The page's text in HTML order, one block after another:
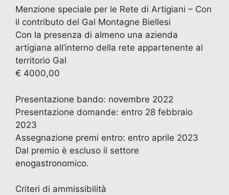
Menzione speciale per le Rete di Artigiani – Con
il contributo del Gal Montagne Biellesi
Con la presenza di almeno una azienda
artigiana all’interno della rete appartenente al
territorio Gal
€ 4000,00
Presentazione bando: novembre 2022
Presentazione domande: entro 28 febbraio
2023
Assegnazione premi entro: entro aprile 2023
Dal premio è escluso il settore
enogastronomico.
Criteri di ammissibilità